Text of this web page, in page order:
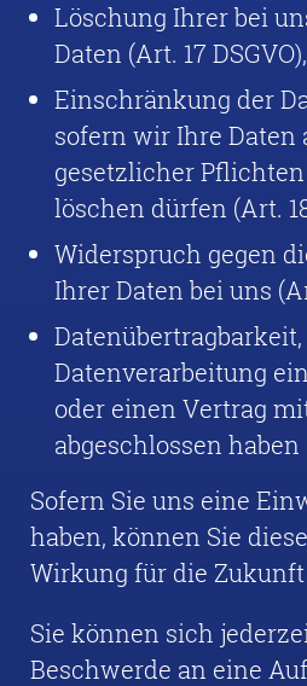
Löschung Ihrer bei
Daten (Art. 17 DSGVO),
Einschränkung der
sofern wir Ihre Daten
gesetzlicher
löschen dürfen (Art.
Widerspruch gegen
Ihrer Daten bei uns
Datenverarbeitung
oder einen Vertrag
abgeschlossen haben
Sofern Sie uns eine
haben, können Sie
Wirkung für die
Sie können sich
Beschwerde an eine